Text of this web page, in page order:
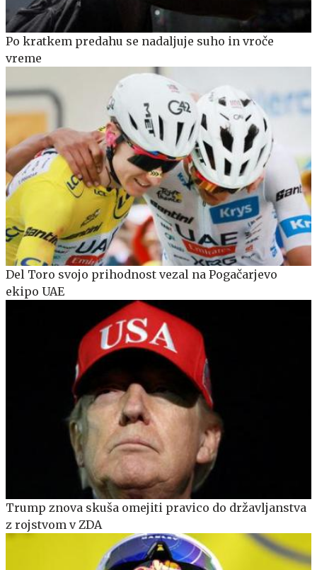
Po kratkem predahu se nadaljuje suho in vroče
vreme
Del Toro svojo prihodnost vezal na Pogačarjevo
ekipo UAE
Trump znova skuša omejiti pravico do državljanstva
z rojstvom v ZDA